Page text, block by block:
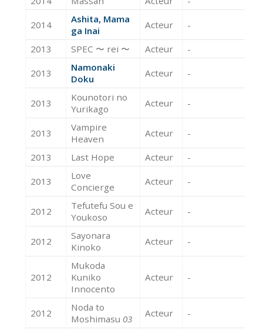
2014
Ashita, Mama
ga Inai
Acteur -
2013 SPEC 〜 rei 〜 Acteur -
2013
Namonaki
Doku
Acteur -
2013
Kounotori no
Yurikago
Acteur -
2013
Vampire
Heaven
Acteur -
2013 Last Hope Acteur -
2013
Love
Concierge
Acteur -
2012
Tefutefu Sou e
Youkoso
Acteur -
2012
Sayonara
Kinoko
Acteur -
2012
Mukoda
Kuniko
Innocento
Acteur -
2012
Noda to
Moshimasu 03 Acteur -